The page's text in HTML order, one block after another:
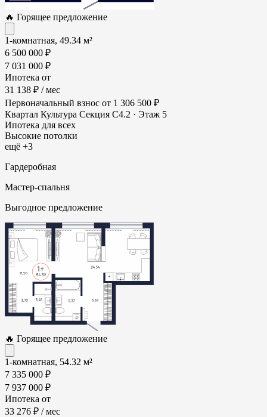
🔥 Горящее предложение
1-комнатная, 49.34 м²
6 500 000 ₽
7 031 000 ₽
Ипотека от
31 138 ₽ / мес
Первоначальный взнос от 1 306 500 ₽
Квартал Культура Секция С4.2 · Этаж 5
Ипотека для всех
Высокие потолки
ещё +3
Гардеробная
Мастер-спальня
Выгодное предложение
🔥 Горящее предложение
1-комнатная, 54.32 м²
7 335 000 ₽
7 937 000 ₽
Ипотека от
33 276 ₽ / мес